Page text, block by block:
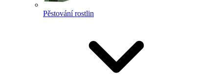
Pěstování rostlin